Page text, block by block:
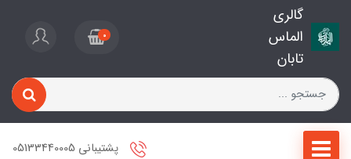
گالری
الماس
تابان
0
پشتیبانی 05133440005